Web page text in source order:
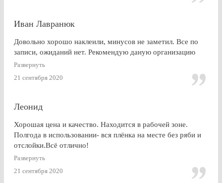
Иван Лавранюк
Довольно хорошо наклеили, минусов не заметил. Все по
записи, ожиданий нет. Рекомендую даную организацию
Развернуть
21 сентября 2020
Леонид
Хорошая цена и качество. Находится в рабочей зоне.
Полгода в использовании- вся плёнка на месте без ряби и
отслойки.Всё отлично!
Развернуть
21 сентября 2020